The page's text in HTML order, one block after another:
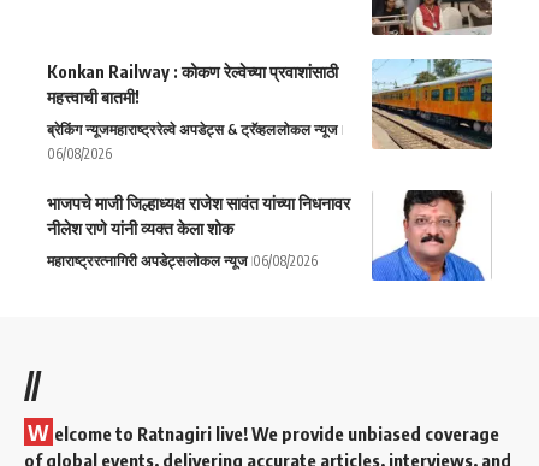
Konkan Railway : कोकण रेल्वेच्या प्रवाशांसाठी
महत्त्वाची बातमी!
ब्रेकिंग न्यूजमहाराष्ट्ररेल्वे अपडेट्स & ट्रॅव्हललोकल न्यूज
06/08/2026
भाजपचे माजी जिल्हाध्यक्ष राजेश सावंत यांच्या निधनावर
नीलेश राणे यांनी व्यक्त केला शोक
महाराष्ट्ररत्नागिरी अपडेट्सलोकल न्यूज 06/08/2026
//
W elcome to Ratnagiri live! We provide unbiased coverage
of global events, delivering accurate articles, interviews, and